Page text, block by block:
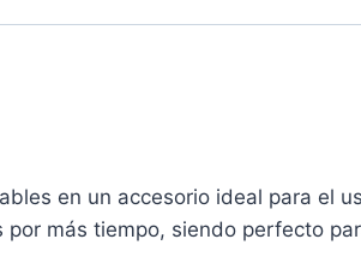
en un accesorio ideal para el
más tiempo, siendo perfecto